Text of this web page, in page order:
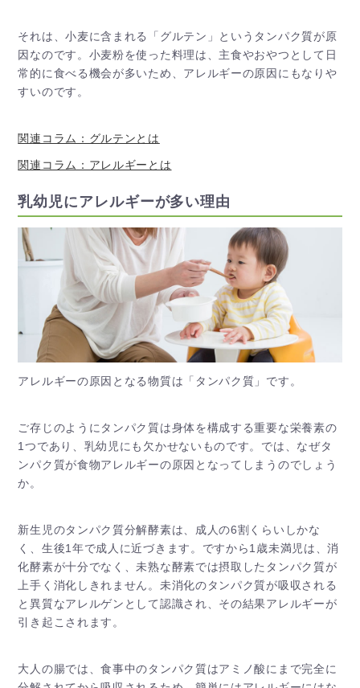
それは、小麦に含まれる「グルテン」というタンパク質が原
因なのです。小麦粉を使った料理は、主食やおやつとして日
常的に食べる機会が多いため、アレルギーの原因にもなりや
すいのです。
関連コラム：グルテンとは
関連コラム：アレルギーとは
乳幼児にアレルギーが多い理由
アレルギーの原因となる物質は「タンパク質」です。
ご存じのようにタンパク質は身体を構成する重要な栄養素の
1つであり、乳幼児にも欠かせないものです。では、なぜタ
ンパク質が食物アレルギーの原因となってしまうのでしょう
か。
新生児のタンパク質分解酵素は、成人の6割くらいしかな
く、生後1年で成人に近づきます。ですから1歳未満児は、消
化酵素が十分でなく、未熟な酵素では摂取したタンパク質が
上手く消化しきれません。未消化のタンパク質が吸収される
と異質なアレルゲンとして認識され、その結果アレルギーが
引き起こされます。
大人の腸では、食事中のタンパク質はアミノ酸にまで完全に